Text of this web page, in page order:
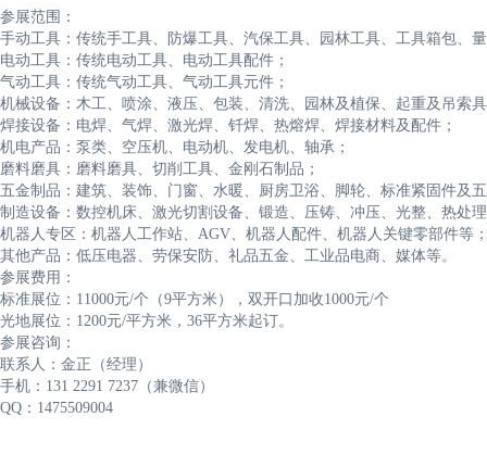
参展范围：
手动工具：传统手工具、防爆工具、汽保工具、园林工具、工具箱包、
电动工具：传统电动工具、电动工具配件；
气动工具：传统气动工具、气动工具元件；
机械设备：木工、喷涂、液压、包装、清洗、园林及植保、起重及吊索
焊接设备：电焊、气焊、激光焊、钎焊、热熔焊、焊接材料及配件；
机电产品：泵类、空压机、电动机、发电机、轴承；
磨料磨具：磨料磨具、切削工具、金刚石制品；
五金制品：建筑、装饰、门窗、水暖、厨房卫浴、脚轮、标准紧固件及
制造设备：数控机床、激光切割设备、锻造、压铸、冲压、光整、热处
机器人专区：机器人工作站、AGV、机器人配件、机器人关键零部件等
其他产品：低压电器、劳保安防、礼品五金、工业品电商、媒体等。
参展费用：
标准展位：11000元/个（9平方米），双开口加收1000元/个
光地展位：1200元/平方米，36平方米起订。
参展咨询：
联系人：金正（经理）
手机：131 2291 7237（兼微信）
QQ：1475509004